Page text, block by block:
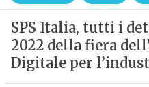
SPS Italia, tutti i
2022 della fiera
Digitale per